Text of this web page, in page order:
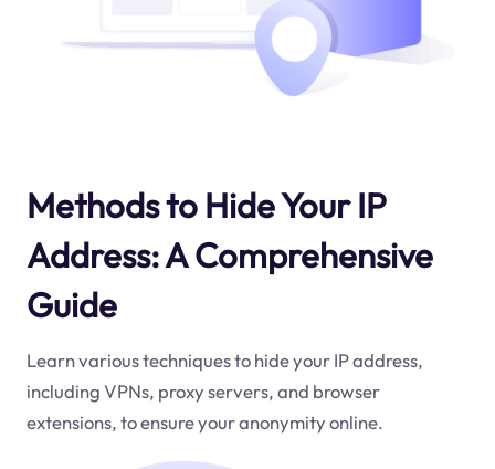
Methods to Hide Your IP
Address: A Comprehensive
Guide
Learn various techniques to hide your IP address,
including VPNs, proxy servers, and browser
extensions, to ensure your anonymity online.